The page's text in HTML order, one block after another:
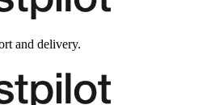
and delivery.